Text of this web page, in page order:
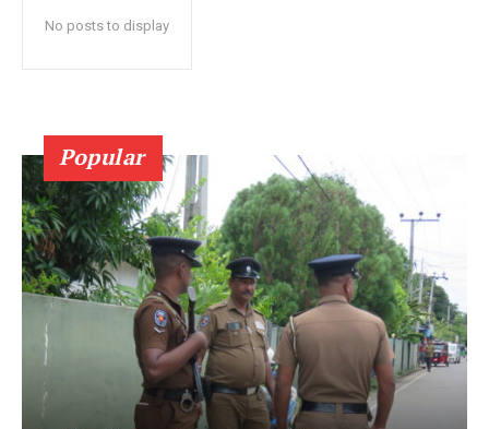
No posts to display
Popular